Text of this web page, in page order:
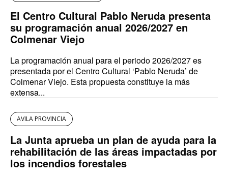
El Centro Cultural Pablo Neruda presenta
su programación anual 2026/2027 en
Colmenar Viejo
La programación anual para el periodo 2026/2027 es
presentada por el Centro Cultural ‘Pablo Neruda’ de
Colmenar Viejo. Esta propuesta constituye la más
extensa...
AVILA PROVINCIA
La Junta aprueba un plan de ayuda para la
rehabilitación de las áreas impactadas por
los incendios forestales